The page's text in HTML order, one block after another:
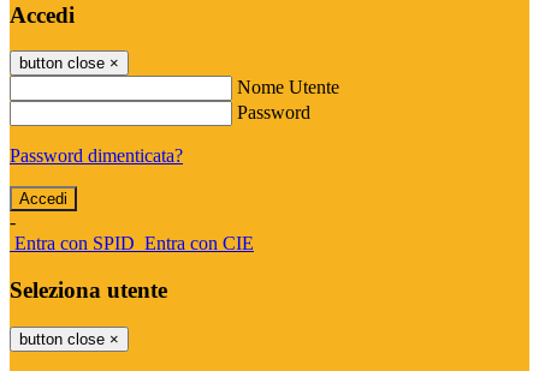
Accedi
button close ×
Nome Utente
Password
Password dimenticata?
-
Entra con SPID Entra con CIE
Seleziona utente
button close ×